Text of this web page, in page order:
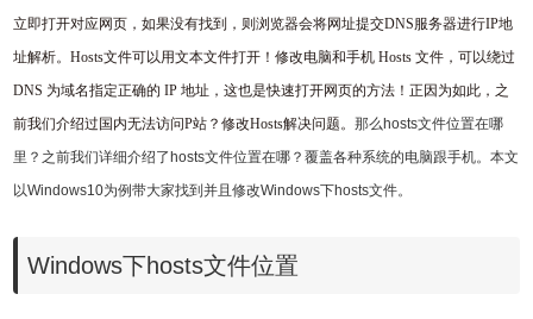
立即打开对应网页，如果没有找到，则浏览器会将网址提交DNS服务器进行IP地
址解析。Hosts文件可以用文本文件打开！修改电脑和手机 Hosts 文件，可以绕过
DNS 为域名指定正确的 IP 地址，这也是快速打开网页的方法！正因为如此，之
前我们介绍过国内无法访问P站？修改Hosts解决问题。那么hosts文件位置在哪
里？之前我们详细介绍了hosts文件位置在哪？覆盖各种系统的电脑跟手机。本文
以Windows10为例带大家找到并且修改Windows下hosts文件。
Windows下hosts文件位置